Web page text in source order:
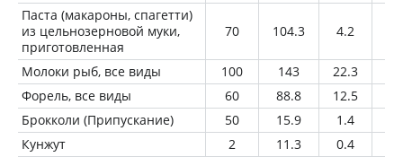
Паста (макароны, спагетти)
из цельнозерновой муки,
приготовленная
70 104.3 4.2
Молоки рыб, все виды 100 143 22.3
Форель, все виды
60 88.8 12.5
Брокколи (Припускание)
50 15.9 1.4
Кунжут
2 11.3 0.4